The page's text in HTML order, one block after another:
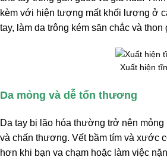
kèm với hiện tượng mất khối lượng ở
tay, làm da trông kém săn chắc và thon
Xuất hiện
Da mỏng và dễ tổn thương
Da tay bị lão hóa thường trở nên
và chấn thương. Vết bầm tím và xước
hơn khi bạn va chạm hoặc làm việc